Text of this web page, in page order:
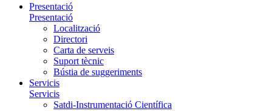
Presentació
Presentació
Localització
Directori
Carta de serveis
Suport tècnic
Bústia de suggeriments
Servicis
Servicis
Satdi-Instrumentació Científica